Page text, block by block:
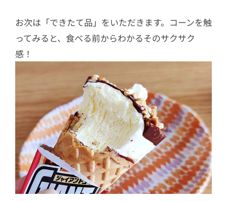
お次は「できたて品」をいただきます。コーンを触
ってみると、食べる前からわかるそのサクサク
感！